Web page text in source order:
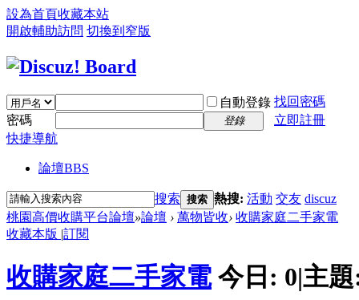
設為首頁收藏本站
開啟輔助訪問 切換到窄版
自動登錄 找回密碼
密碼
登錄
立即註冊
快捷導航
論壇BBS
搜索 搜索 熱搜: 活動 交友 discuz
桃園高價收購平台論壇»論壇 › 萬物皆收› 收購家庭二手家電
收藏本版 |訂閱
收購家庭二手家電 今日: 0|主